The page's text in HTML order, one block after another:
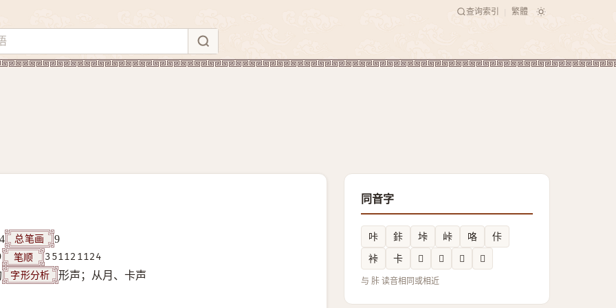
查询索引 繁體
4 总笔画
9
笔顺
351121124
字形分析 形声；从月、卡声
同音字
咔 鉲 垰 峠 咯
佧
裃
卡 𠖺 𤙐 𡶛 𱞊
与 胩 读音相同或相近